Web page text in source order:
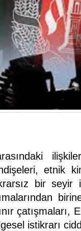
etnik
bir seyir
çatışmaları,
istikrarı